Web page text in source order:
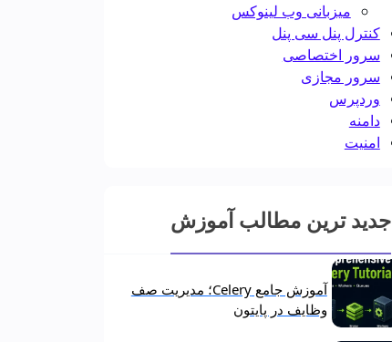
میزبانی وب لینوکس
کنترل پنل سی پنل
سرور اختصاصی
سرور مجازی
وردپرس
دامنه
امنیت
جدید ترین مطالب آموزش
آموزش جامع Celery؛ مدیریت صف
وظایف در پایتون